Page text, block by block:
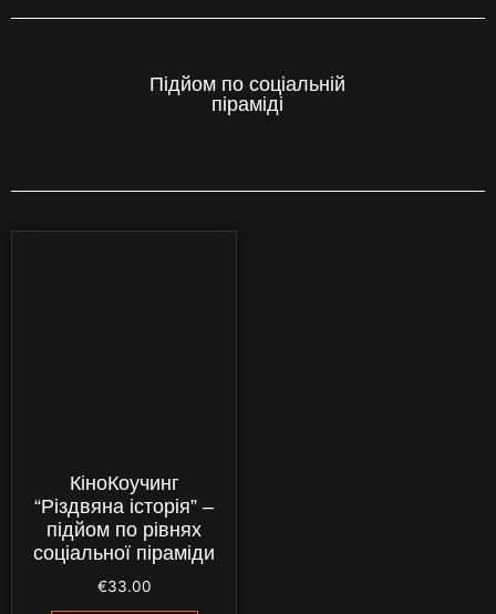
Підйом по соціальній
піраміді
КіноКоучинг
“Різдвяна історія” –
підйом по рівнях
соціальної піраміди
€33.00